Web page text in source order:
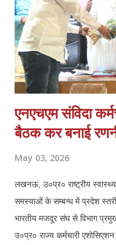
स्टाफ होने के बावजूद योजनाओं में
एनएचएम संविदा
बैठक कर बनाई
May 03, 2026
लखनऊ, उ०प्र० राष्ट्रीय
समस्याओं के सम्बन्ध में प्रदेश
भारतीय मजदूर संघ से विभाग
उ०प्र० राज्य कर्मचारी